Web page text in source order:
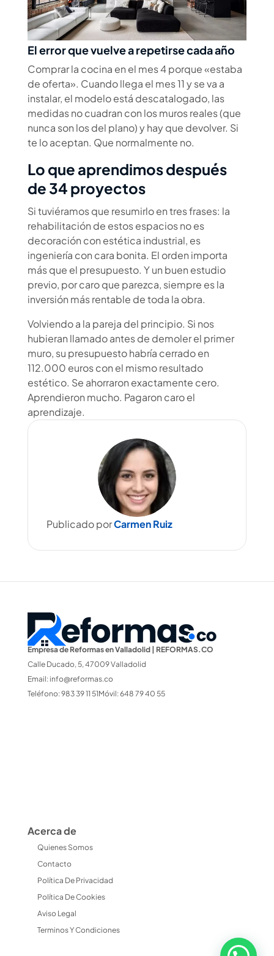
El error que vuelve a repetirse cada año
Comprar la cocina en el mes 4 porque «estaba
de oferta». Cuando llega el mes 11 y se va a
instalar, el modelo está descatalogado, las
medidas no cuadran con los muros reales (que
nunca son los del plano) y hay que devolver. Si
te lo aceptan. Que normalmente no.
Lo que aprendimos después
de 34 proyectos
Si tuviéramos que resumirlo en tres frases: la
rehabilitación de estos espacios no es
decoración con estética industrial, es
ingeniería con cara bonita. El orden importa
más que el presupuesto. Y un buen estudio
previo, por caro que parezca, siempre es la
inversión más rentable de toda la obra.
Volviendo a la pareja del principio. Si nos
hubieran llamado antes de demoler el primer
muro, su presupuesto habría cerrado en
112.000 euros con el mismo resultado
estético. Se ahorraron exactamente cero.
Aprendieron mucho. Pagaron caro el
aprendizaje.
Publicado porCarmen Ruiz
Empresa de Reformas en Valladolid | REFORMAS.CO
Calle Ducado, 5, 47009 Valladolid
Email: info@reformas.co
Teléfono: 983 39 11 51Móvil: 648 79 40 55
Acerca de
Quienes Somos
Contacto
Política De Privacidad
Política De Cookies
Aviso Legal
Terminos Y Condiciones